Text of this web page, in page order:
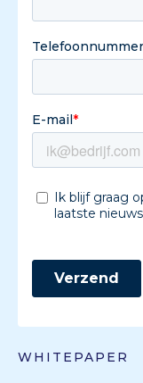
WHITEPAPER